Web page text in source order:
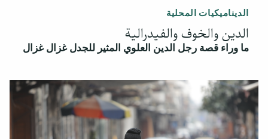
الديناميكيات المحلية
الدين والخوف والفيدرالية
ما وراء قصة رجل الدين العلوي المثير للجدل غزال غزال